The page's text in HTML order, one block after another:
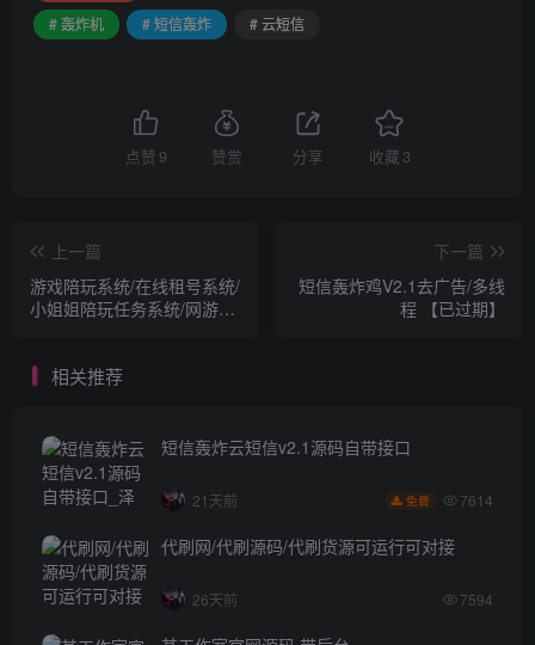
# 轰炸机
# 短信轰炸 # 云短信
点赞 9 赞赏 分享 收藏 3
上一篇
游戏陪玩系统/在线租号系统/
小姐姐陪玩任务系统/网游主
下一篇
短信轰炸鸡V2.1去广告/多线
程 【已过期】
相关推荐
短信轰炸云短信v2.1源码自带接口
21天前 免费 7614
代刷网/代刷源码/代刷货源可运行可对接
26天前 7594